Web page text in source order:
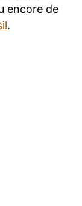
encore de
.